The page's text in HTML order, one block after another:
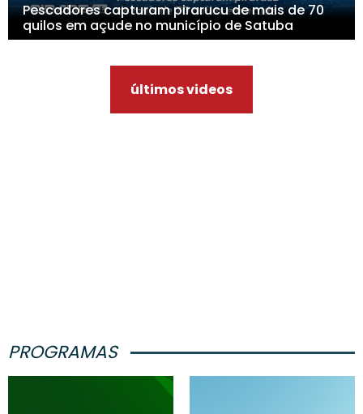
Pescadores capturam pirarucu de mais de 70
quilos em açude no município de Satuba
últimos videos
PROGRAMAS